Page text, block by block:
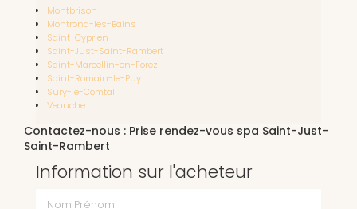
Montbrison
Montrond-les-Bains
Saint-Cyprien
Saint-Just-Saint-Rambert
Saint-Marcellin-en-Forez
Saint-Romain-le-Puy
Sury-le-Comtal
Veauche
Contactez-nous : Prise rendez-vous spa Saint-Just-
Saint-Rambert
Information sur l'acheteur